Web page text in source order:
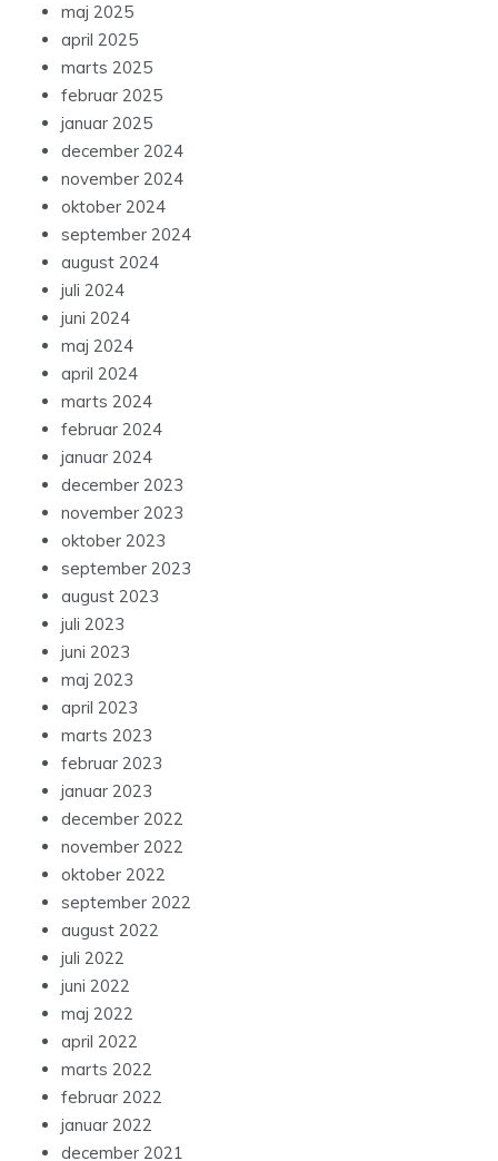
maj 2025
april 2025
marts 2025
februar 2025
januar 2025
december 2024
november 2024
oktober 2024
september 2024
august 2024
juli 2024
juni 2024
maj 2024
april 2024
marts 2024
februar 2024
januar 2024
december 2023
november 2023
oktober 2023
september 2023
august 2023
juli 2023
juni 2023
maj 2023
april 2023
marts 2023
februar 2023
januar 2023
december 2022
november 2022
oktober 2022
september 2022
august 2022
juli 2022
juni 2022
maj 2022
april 2022
marts 2022
februar 2022
januar 2022
december 2021